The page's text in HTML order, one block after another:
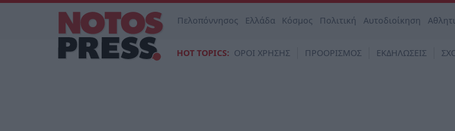
Πελοπόννησος Ελλάδα Κόσμος Πολιτική Αυτοδιοίκηση
HOT TOPICS: ΟΡΟΙ ΧΡΗΣΗΣ ΠΡΟΟΡΙΣΜΟΣ ΕΚΔΗΛΩΣΕΙΣ